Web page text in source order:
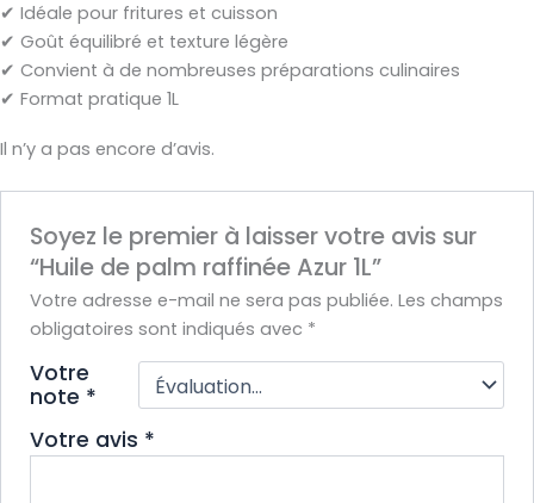
✔ Idéale pour fritures et cuisson
✔ Goût équilibré et texture légère
✔ Convient à de nombreuses préparations culinaires
✔ Format pratique 1L
Il n’y a pas encore d’avis.
Soyez le premier à laisser votre avis sur
“Huile de palm raffinée Azur 1L”
Votre adresse e-mail ne sera pas publiée. Les champs
obligatoires sont indiqués avec *
Votre
note *
Votre avis *